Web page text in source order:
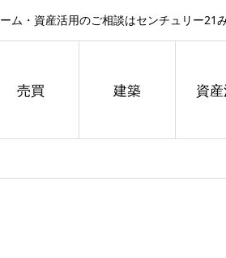
ム・資産活用のご相談はセンチュリー21
売買 建築 資